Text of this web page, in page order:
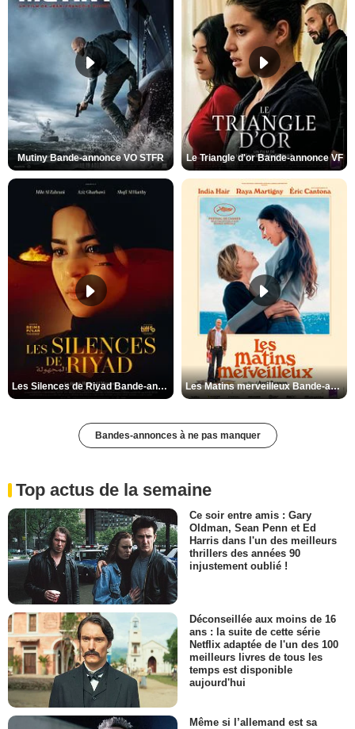
Mutiny Bande-annonce VO STFR Le Triangle d'or Bande-annonce VF
Les Silences de Riyad Bande-annonce VO STFR Les Matins merveilleux Bande-annonce VF
Bandes-annonces à ne pas manquer
Top actus de la semaine
Ce soir entre amis : Gary
Oldman, Sean Penn et Ed
Harris dans l'un des meilleurs
thrillers des années 90
injustement oublié !
Déconseillée aux moins de 16
ans : la suite de cette série
Netflix adaptée de l'un des 100
meilleurs livres de tous les
temps est disponible
aujourd'hui
Même si l’allemand est sa